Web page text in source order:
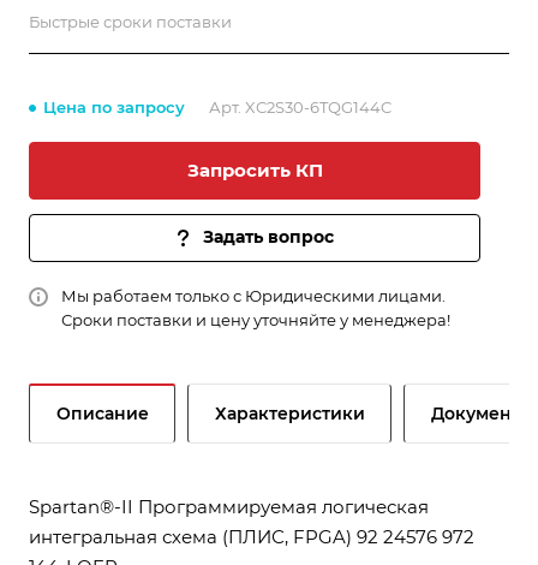
Быстрые сроки поставки
Цена по запросу Арт. XC2S30-6TQG144C
Запросить КП
Задать вопрос
Мы работаем только с Юридическими лицами.
Сроки поставки и цену уточняйте у менеджера!
Описание Характеристики Документы
Spartan®-II Программируемая логическая
интегральная схема (ПЛИС, FPGA) 92 24576 972